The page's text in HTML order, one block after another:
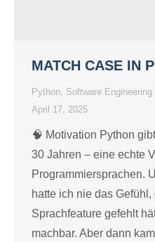
MATCH CASE IN
Python Software
April 17, 2025
🧠 Motivation Python
30 Jahren – eine echte
Programmiersprachen.
hatte ich nie das
Sprachfeature gefehlt
machbar. Aber dann